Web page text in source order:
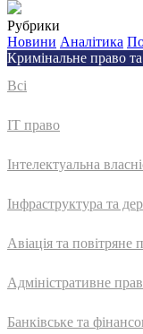
Рубрики
Новини Аналітика
Кримінальне право
Всі
IT право
Інтелектуальна
Інфраструктура та
Авіація та повітряне
Адмiнiстративне
Банківське та